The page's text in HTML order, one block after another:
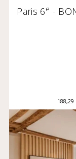
Paris 6e -
188,29